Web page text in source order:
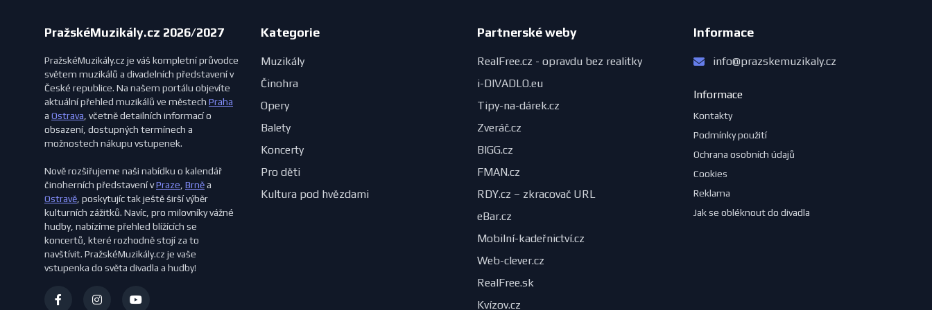
PražskéMuzikály.cz 2026/2027
PražskéMuzikály.cz je váš kompletní průvodce
světem muzikálů a divadelních představení v
České republice. Na našem portálu objevíte
aktuální přehled muzikálů ve městech Praha
a Ostrava, včetně detailních informací o
obsazení, dostupných termínech a
možnostech nákupu vstupenek.
Nově rozšiřujeme naši nabídku o kalendář
činoherních představení vPraze, Brněa
Ostravě, poskytujíc tak ještě širší výběr
kulturních zážitků. Navíc, pro milovníky vážné
hudby, nabízíme přehled blížících se
koncertů, které rozhodně stojí za to
navštívit. PražskéMuzikály.cz je vaše
vstupenka do světa divadla a hudby!
Kategorie
Muzikály
Činohra
Opery
Balety
Koncerty
Pro děti
Kultura pod hvězdami
Partnerské weby
RealFree.cz - opravdu bez realitky
i-DIVADLO.eu
Tipy-na-dárek.cz
Zveráč.cz
BIGG.cz
FMAN.cz
RDY.cz – zkracovač URL
eBar.cz
Mobilní-kadeřnictví.cz
Web-clever.cz
RealFree.sk
Kvízov.cz
Informace
info@prazskemuzikaly.cz
Informace
Kontakty
Podmínky použití
Ochrana osobních údajů
Cookies
Reklama
Jak se obléknout do divadla